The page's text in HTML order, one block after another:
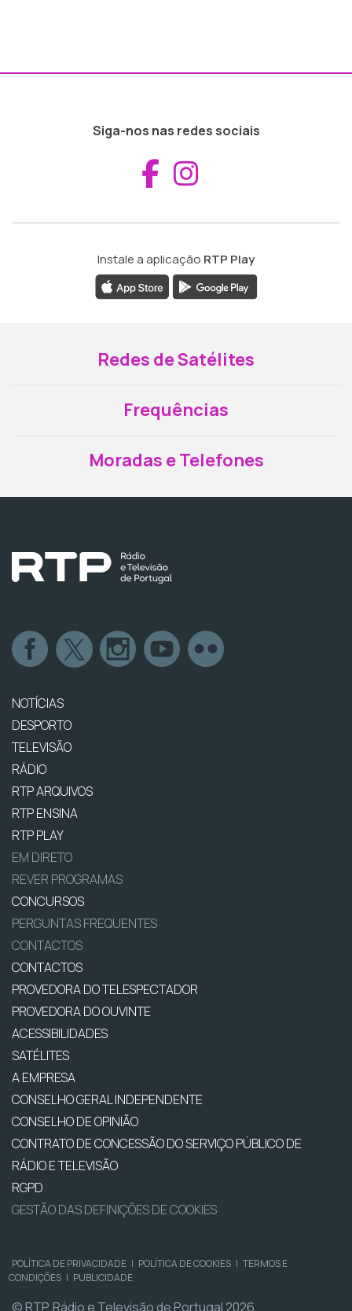
Siga-nos nas redes sociais
Aceder ao
Instale a aplicação RTP Play
Redes de Satélites
Frequências
Moradas e Telefones
NOTÍCIAS
DESPORTO
TELEVISÃO
RÁDIO
RTP ARQUIVOS
RTP ENSINA
RTP PLAY
EM DIRETO
REVER PROGRAMAS
CONCURSOS
PERGUNTAS FREQUENTES
CONTACTOS
CONTACTOS
PROVEDORA DO TELESPECTADOR
PROVEDORA DO OUVINTE
ACESSIBILIDADES
SATÉLITES
A EMPRESA
CONSELHO GERAL INDEPENDENTE
CONSELHO DE OPINIÃO
CONTRATO DE CONCESSÃO DO SERVIÇO PÚBLICO DE
RÁDIO E TELEVISÃO
RGPD
GESTÃO DAS DEFINIÇÕES DE COOKIES
POLÍTICA DE PRIVACIDADE | POLÍTICA DE COOKIES | TERMOS E
CONDIÇÕES | PUBLICIDADE
© RTP, Rádio e Televisão de Portugal 2026